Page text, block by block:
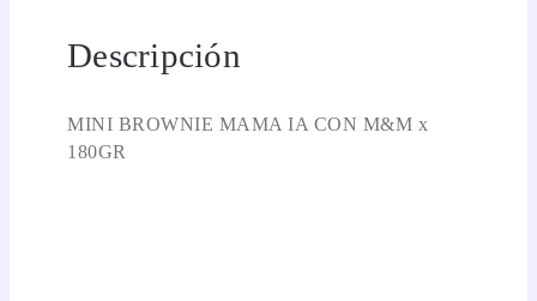
Descripción
MINI BROWNIE MAMA IA CON M&M x
180GR